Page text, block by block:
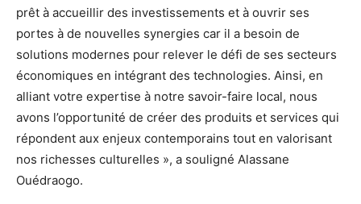
prêt à accueillir des investissements et à ouvrir ses
portes à de nouvelles synergies car il a besoin de
solutions modernes pour relever le défi de ses secteurs
économiques en intégrant des technologies. Ainsi, en
alliant votre expertise à notre savoir-faire local, nous
avons l’opportunité de créer des produits et services qui
répondent aux enjeux contemporains tout en valorisant
nos richesses culturelles », a souligné Alassane
Ouédraogo.